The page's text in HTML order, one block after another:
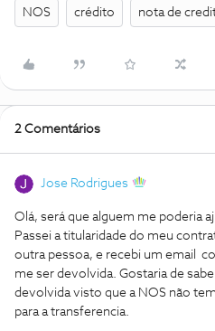
NOS crédito nota de
2 Comentários
Jose Rodrigues
Olá, será que alguem me poderia
Passei a titularidade do meu
outra pessoa, e recebi um email
me ser devolvida. Gostaria de
devolvida visto que a NOS não
para a transferencia.